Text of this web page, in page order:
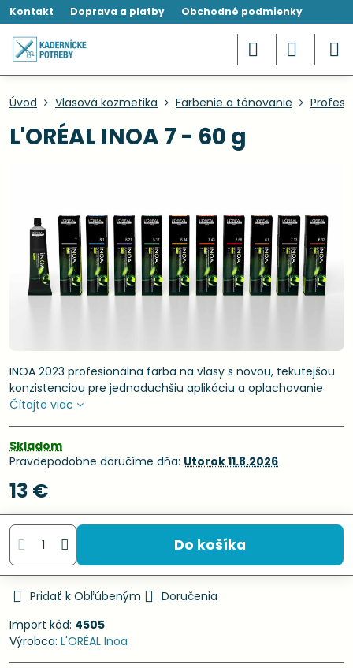
Kontakt Doprava a platby Obchodné podmienky
Úvod Vlasová kozmetika Farbenie a tónovanie
L'ORÉAL INOA 7 - 60 g
INOA 2023 profesionálna farba na vlasy s novou, tekutejšou
konzistenciou pre jednoduchšiu aplikáciu a oplachovanie
Čítajte viac
Skladom
Pravdepodobne doručíme dňa: Utorok11.8.2026
13 €
Do košíka
Pridať k Obľúbeným
Doručenia
Import kód: 4505
Výrobca: L'ORÉAL Inoa